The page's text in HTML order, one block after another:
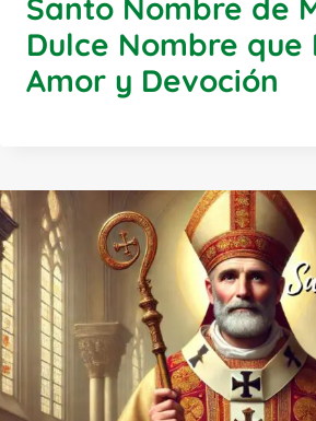
Santo Nombre de
Dulce Nombre que
Amor y Devoción